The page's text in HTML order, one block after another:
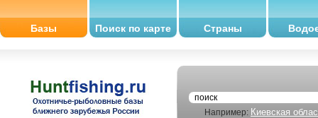
Базы Поиск по карте Страны
Например: Киевская